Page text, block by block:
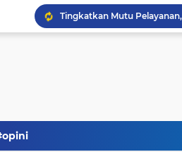
Serba-serbi: Tokoh Publik,